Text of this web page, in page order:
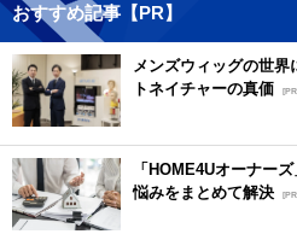
おすすめ記事【PR】
メンズウィッグの世
トネイチャーの真価
[PR]
「HOME4Uオーナー
悩みをまとめて解決 [PR]